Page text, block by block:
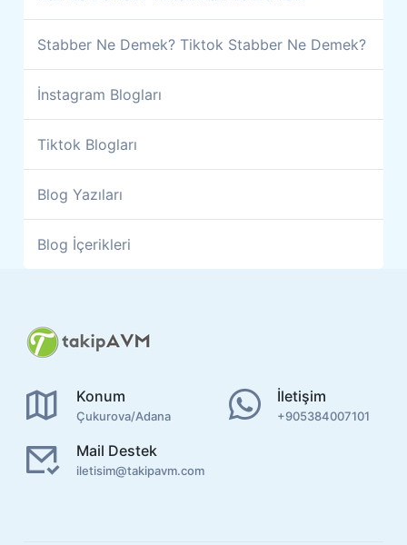
Stabber Ne Demek? Tiktok Stabber Ne Demek?
İnstagram Blogları
Tiktok Blogları
Blog Yazıları
Blog İçerikleri
Konum
Çukurova/Adana
İletişim
+905384007101
Mail Destek
iletisim@takipavm.com